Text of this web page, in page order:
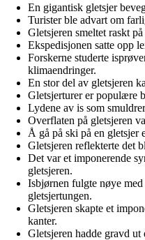
En gigantisk gletsjer
Turister ble advart om
Gletsjeren smeltet raskt
Ekspedisjonen satte opp
Forskerne studerte
klimaendringer.
En stor del av gletsjeren
Gletsjerturer er populære
Lydene av is som
Overflaten på gletsjeren
Å gå på ski på en gletsjer
Gletsjeren reflekterte det
Det var et imponerende
gletsjeren.
Isbjørnen fulgte nøye
gletsjertungen.
Gletsjeren skapte et
kanter.
Gletsjeren hadde gravd